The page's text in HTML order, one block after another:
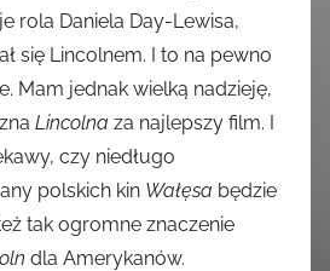
rola Daniela Day-Lewisa,
się Lincolnem. I to na pewno
Mam jednak wielką nadzieję,
Lincolna za najlepszy film. I
czy niedługo
polskich kin Wałęsa będzie
tak ogromne znaczenie
dla Amerykanów.